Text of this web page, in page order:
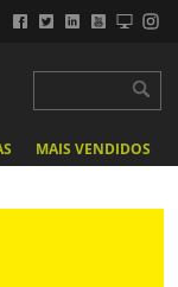
MAIS VENDIDOS